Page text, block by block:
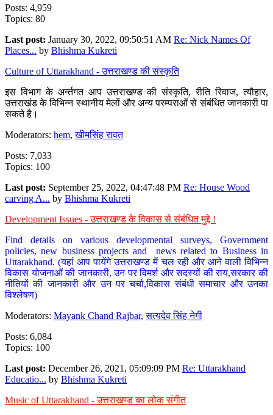
Posts: 4,959
Topics: 80
Last post: January 30, 2022, 09:50:51 AM Re: Nick Names Of
Places... by Bhishma Kukreti
Culture of Uttarakhand - उत्तराखण्ड की संस्कृति
इस विभाग के अर्न्तगत आप उत्तराखण्ड की संस्कृति, रीति रिवाज, त्यौहार,
उत्तराखंड के विभिन्न स्थानीय मेलों और अन्य परम्पराओं से संबंधित जानकारी पा
सकते है।
Moderators: hem,खीमसिंह रावत
Posts: 7,033
Topics: 100
Last post: September 25, 2022, 04:47:48 PM Re: House Wood
carving A... by Bhishma Kukreti
Development Issues - उत्तराखण्ड के विकास से संबंधित मुद्दे !
Find details on various developmental surveys, Government
policies, new business projects and news related to Business in
Uttarakhand. (यहां आप पायेंगे उत्तराखण्ड में चल रही और आने वाली विभिन्न
विकास योजनाओं की जानकारी, उन पर विमर्श और सदस्यों की राय,सरकार की
नीतियों की जानकारी और उन पर चर्चा,विकास संबंधी समाचार और उनका
विश्लेषण)
Moderators: Mayank Chand Rajbar,सत्यदेव सिंह नेगी
Posts: 6,084
Topics: 100
Last post: December 26, 2021, 05:09:09 PM Re: Uttarakhand
Educatio... by Bhishma Kukreti
Music of Uttarakhand - उत्तराखण्ड का लोक संगीत